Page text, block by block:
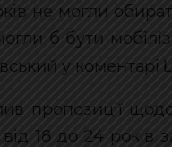
не могли
б бути
у коментарі
пропозиції
18 до 24 років